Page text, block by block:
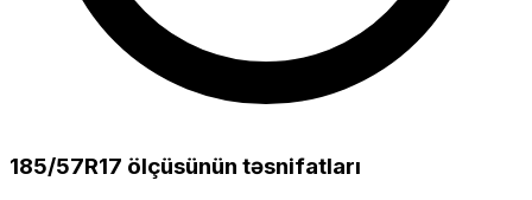
185/57R17 ölçüsünün təsnifatları